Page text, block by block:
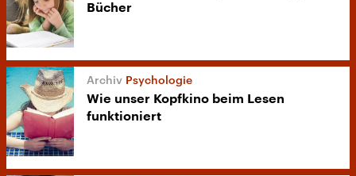
Bücher
Psychologie
Wie unser Kopfkino beim Lesen
funktioniert